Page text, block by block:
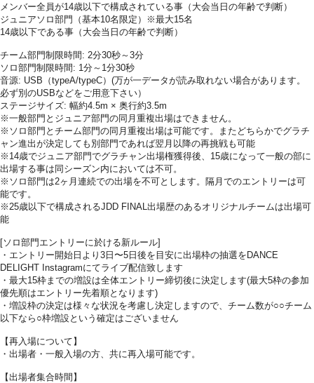
メンバー全員が14歳以下で構成されている事（大会当日の年齢で判断）
ジュニアソロ部門（基本10名限定）※最大15名
14歳以下である事（大会当日の年齢で判断）
チーム部門制限時間: 2分30秒～3分
ソロ部門制限時間: 1分～1分30秒
音源: USB（typeA/typeC）(万が一データが読み取れない場合があります。
必ず別のUSBなどをご用意下さい）
ステージサイズ: 幅約4.5m × 奥行約3.5m
※一般部門とジュニア部門の同月重複出場はできません。
※ソロ部門とチーム部門の同月重複出場は可能です。またどちらかでグラチ
ャン進出が決定しても別部門であれば翌月以降の再挑戦も可能
※14歳でジュニア部門でグラチャン出場権獲得後、15歳になって一般の部に
出場する事は同シーズン内においては不可。
※ソロ部門は2ヶ月連続での出場を不可とします。隔月でのエントリーは可
能です。
※25歳以下で構成されるJDD FINAL出場歴のあるオリジナルチームは出場可
能
[ソロ部門エントリーに於ける新ルール]
・エントリー開始日より3日〜5日後を目安に出場枠の抽選をDANCE
DELIGHT Instagramにてライブ配信致します
・最大15枠までの増設は全体エントリー締切後に決定します(最大5枠の参加
優先順はエントリー先着順となります)
・増設枠の決定は様々な状況を考慮し決定しますので、チーム数が○○チーム
以下なら○枠増設という確定はございません
【再入場について】
・出場者・一般入場の方、共に再入場可能です。
【出場者集合時間】